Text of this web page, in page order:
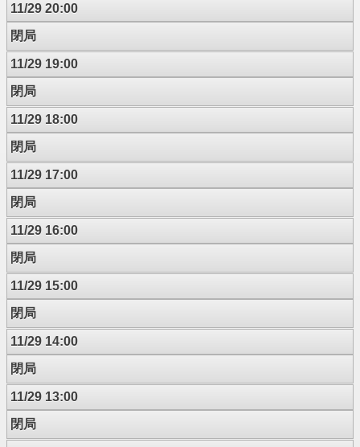
11/29 20:00
閉局
11/29 19:00
閉局
11/29 18:00
閉局
11/29 17:00
閉局
11/29 16:00
閉局
11/29 15:00
閉局
11/29 14:00
閉局
11/29 13:00
閉局